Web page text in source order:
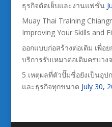
ธุรกิจตัดเย็บและงานแฟชั่น
Muay Thai Training
Improving Your Skills and
ออกแบบก่อสร้างต่อเติม เพื่อ
บริการรับเหมาต่อเติมครบวง
5 เหตุผลที่ตัวปั๊มชื่อยังเป็นอุ
และธุรกิจทุกขนาด July 30,